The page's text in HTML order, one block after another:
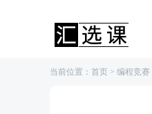
当前位置： 首页 > 编程竞赛